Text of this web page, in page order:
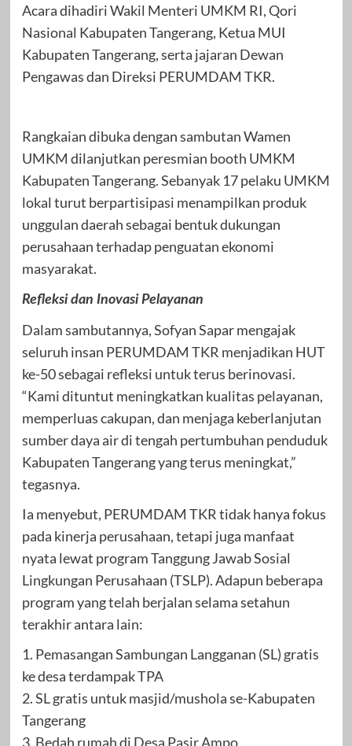
Acara dihadiri Wakil Menteri UMKM RI, Qori
Nasional Kabupaten Tangerang, Ketua MUI
Kabupaten Tangerang, serta jajaran Dewan
Pengawas dan Direksi PERUMDAM TKR.
Rangkaian dibuka dengan sambutan Wamen
UMKM dilanjutkan peresmian booth UMKM
Kabupaten Tangerang. Sebanyak 17 pelaku UMKM
lokal turut berpartisipasi menampilkan produk
unggulan daerah sebagai bentuk dukungan
perusahaan terhadap penguatan ekonomi
masyarakat.
Refleksi dan Inovasi Pelayanan
Dalam sambutannya, Sofyan Sapar mengajak
seluruh insan PERUMDAM TKR menjadikan HUT
ke-50 sebagai refleksi untuk terus berinovasi.
“Kami dituntut meningkatkan kualitas pelayanan,
memperluas cakupan, dan menjaga keberlanjutan
sumber daya air di tengah pertumbuhan penduduk
Kabupaten Tangerang yang terus meningkat,”
tegasnya.
Ia menyebut, PERUMDAM TKR tidak hanya fokus
pada kinerja perusahaan, tetapi juga manfaat
nyata lewat program Tanggung Jawab Sosial
Lingkungan Perusahaan (TSLP). Adapun beberapa
program yang telah berjalan selama setahun
terakhir antara lain:
1. Pemasangan Sambungan Langganan (SL) gratis
ke desa terdampak TPA
2. SL gratis untuk masjid/mushola se-Kabupaten
Tangerang
3. Bedah rumah di Desa Pasir Ampo